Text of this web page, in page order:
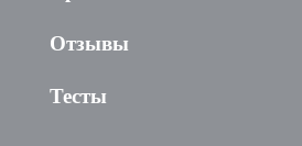
Отзывы
Тесты